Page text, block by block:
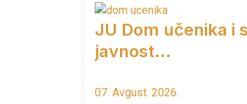
JU Dom učenika i
javnost...
07. Avgust. 2026.